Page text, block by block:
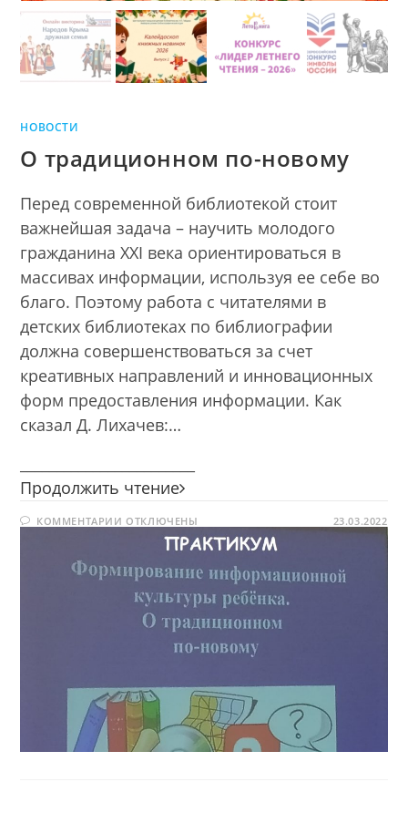
НОВОСТИ
О традиционном по-новому
Перед современной библиотекой стоит
важнейшая задача – научить молодого
гражданина XXI века ориентироваться в
массивах информации, используя ее себе во
благо. Поэтому работа с читателями в
детских библиотеках по библиографии
должна совершенствоваться за счет
креативных направлений и инновационных
форм предоставления информации. Как
сказал Д. Лихачев:…
Продолжить чтение О
по-
новому
КОММЕНТАРИИ К
ЗАПИСИ
ТРАДИЦИОННОМ
ПО-
НОВОМУ
ОТКЛЮЧЕНЫ 23.03.2022